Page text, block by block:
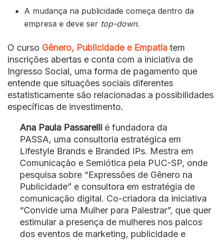
A mudança na publicidade começa dentro da
empresa e deve ser top-down.
O curso Gênero, Publicidade e Empatia tem
inscrições abertas e conta com a iniciativa de
Ingresso Social, uma forma de pagamento que
entende que situações sociais diferentes
estatisticamente são relacionadas a possibilidades
específicas de investimento.
Ana Paula Passarelli é fundadora da
PASSA, uma consultoria estratégica em
Lifestyle Brands e Branded IPs. Mestra em
Comunicação e Semiótica pela PUC-SP, onde
pesquisa sobre “Expressões de Gênero na
Publicidade” e consultora em estratégia de
comunicação digital. Co-criadora da iniciativa
“Convide uma Mulher para Palestrar”, que quer
estimular a presença de mulheres nos palcos
dos eventos de marketing, publicidade e